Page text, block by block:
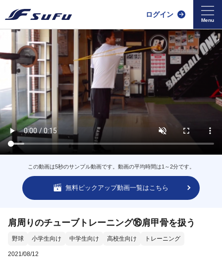
ログイン
この動画は5秒のサンプル動画です。動画の平均時間は1～2分です。
無料ピックアップ動画一覧はこちら
肩周りのチューブトレーニング⑯肩甲骨を扱う
野球 小学生向け 中学生向け 高校生向け トレーニング
2021/08/12